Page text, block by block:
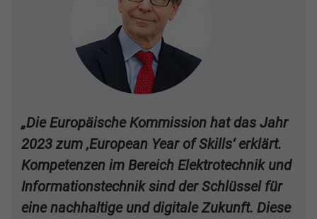
„Die Europäische Kommission hat das Jahr
2023 zum ‚European Year of Skills‘ erklärt.
Kompetenzen im Bereich Elektrotechnik und
Informationstechnik sind der Schlüssel für
eine nachhaltige und digitale Zukunft. Diese